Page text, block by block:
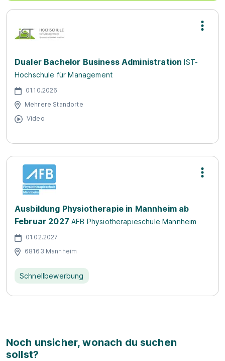
Dualer Bachelor Business Administration IST-
Hochschule für Management
01.10.2026
Mehrere Standorte
Video
Ausbildung Physiotherapie in Mannheim ab
Februar 2027 AFB Physiotherapieschule Mannheim
01.02.2027
68163 Mannheim
Schnellbewerbung
Noch unsicher, wonach du suchen
sollst?